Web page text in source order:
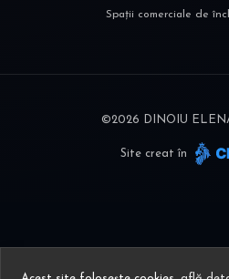
Spații comerciale de
©2026 DINOIU
Site creat în